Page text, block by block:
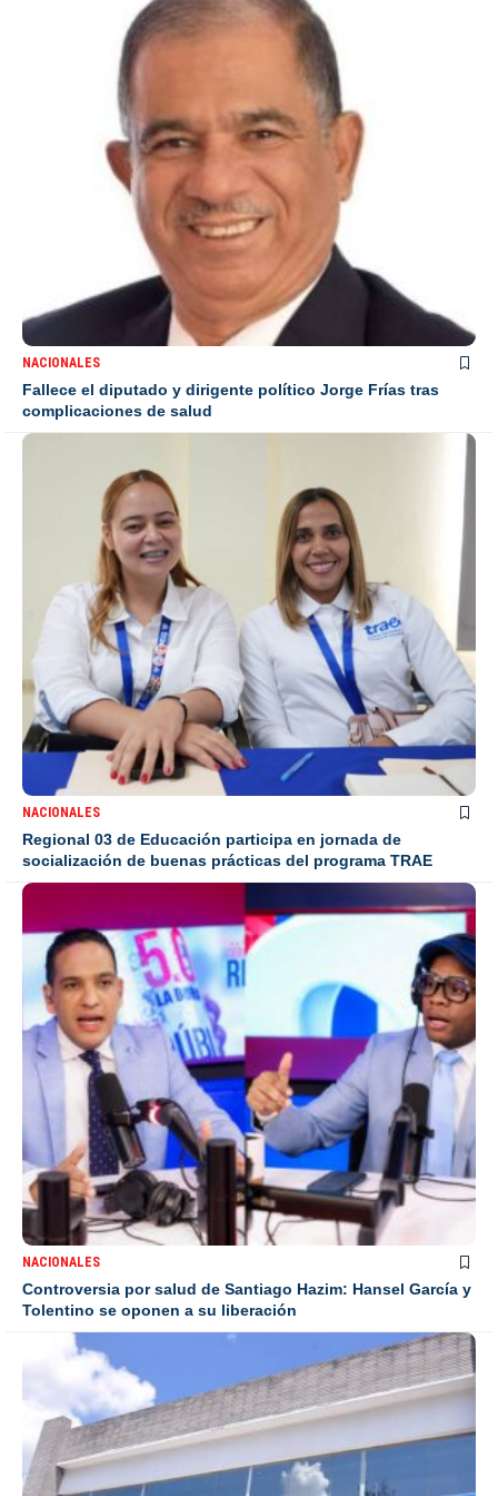
NACIONALES
Fallece el diputado y dirigente político Jorge Frías tras
complicaciones de salud
NACIONALES
Regional 03 de Educación participa en jornada de
socialización de buenas prácticas del programa TRAE
NACIONALES
Controversia por salud de Santiago Hazim: Hansel García y
Tolentino se oponen a su liberación